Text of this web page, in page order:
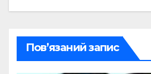
Пов’язаний запис